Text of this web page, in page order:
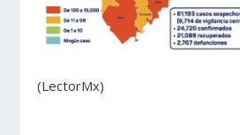
(LectorMx)